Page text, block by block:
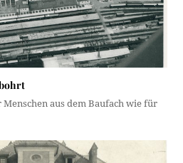
aus dem Baufach wie für